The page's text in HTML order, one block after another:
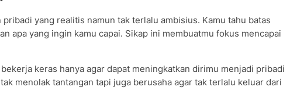
pribadi yang realitis namun tak terlalu ambisius. Kamu tahu batas
apa yang ingin kamu capai. Sikap ini membuatmu fokus mencapai
keras hanya agar dapat meningkatkan dirimu menjadi pribadi
menolak tantangan tapi juga berusaha agar tak terlalu keluar dari